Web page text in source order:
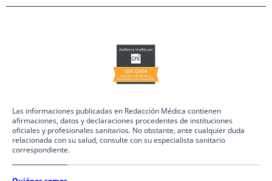
Las informaciones publicadas en Redacción Médica contienen
afirmaciones, datos y declaraciones procedentes de instituciones
oficiales y profesionales sanitarios. No obstante, ante cualquier duda
relacionada con su salud, consulte con su especialista sanitario
correspondiente.